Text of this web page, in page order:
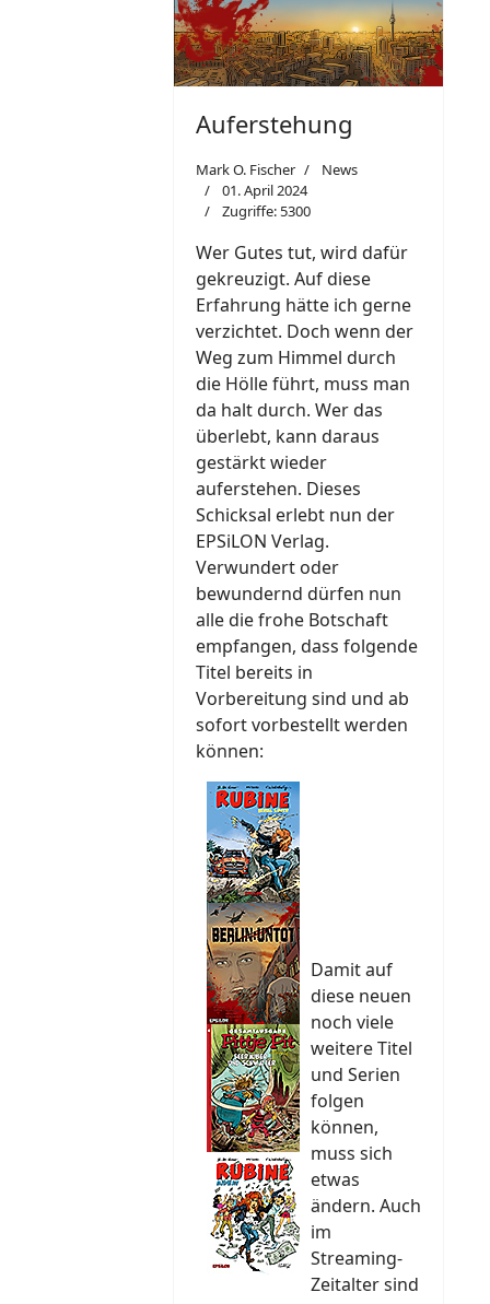
Auferstehung
Mark O. Fischer
News
01. April 2024
Zugriffe: 5300
Wer Gutes tut, wird dafür
gekreuzigt. Auf diese
Erfahrung hätte ich gerne
verzichtet. Doch wenn der
Weg zum Himmel durch
die Hölle führt, muss man
da halt durch. Wer das
überlebt, kann daraus
gestärkt wieder
auferstehen. Dieses
Schicksal erlebt nun der
EPSiLON Verlag.
Verwundert oder
bewundernd dürfen nun
alle die frohe Botschaft
empfangen, dass folgende
Titel bereits in
Vorbereitung sind und ab
sofort vorbestellt werden
können:
Damit auf
diese neuen
noch viele
weitere Titel
und Serien
folgen
können,
muss sich
etwas
ändern. Auch
im
Streaming-
Zeitalter sind